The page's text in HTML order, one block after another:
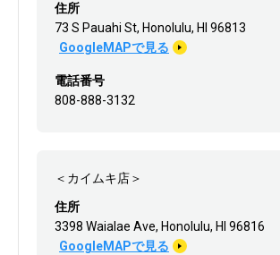
住所
73 S Pauahi St, Honolulu, HI 96813
GoogleMAPで見る
電話番号
808-888-3132
＜カイムキ店＞
住所
3398 Waialae Ave, Honolulu, HI 96816
GoogleMAPで見る